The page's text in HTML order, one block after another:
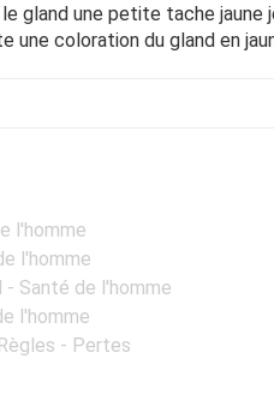
le gland une petite tache jaune
une coloration du gland en
l'homme
l'homme
- Santé de l'homme
l'homme
- Pertes